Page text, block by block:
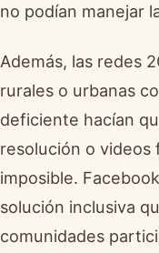
no podían manejar
Además, las redes
rurales o urbanas
deficiente hacían
resolución o
imposible.
solución inclusiva
comunidades